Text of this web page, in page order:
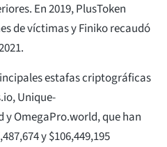
En 2019, PlusToken
de víctimas y Finiko recaudó
estafas criptográficas
Unique-
y OmegaPro.world, que han
y $106,449,195